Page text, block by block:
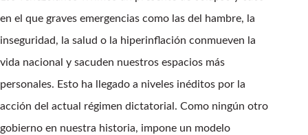
en el que graves emergencias como las del hambre, la
inseguridad, la salud o la hiperinflación conmueven la
vida nacional y sacuden nuestros espacios más
personales. Esto ha llegado a niveles inéditos por la
acción del actual régimen dictatorial. Como ningún otro
gobierno en nuestra historia, impone un modelo